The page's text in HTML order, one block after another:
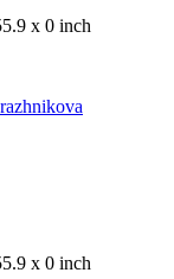
x 0 inch
x 0 inch